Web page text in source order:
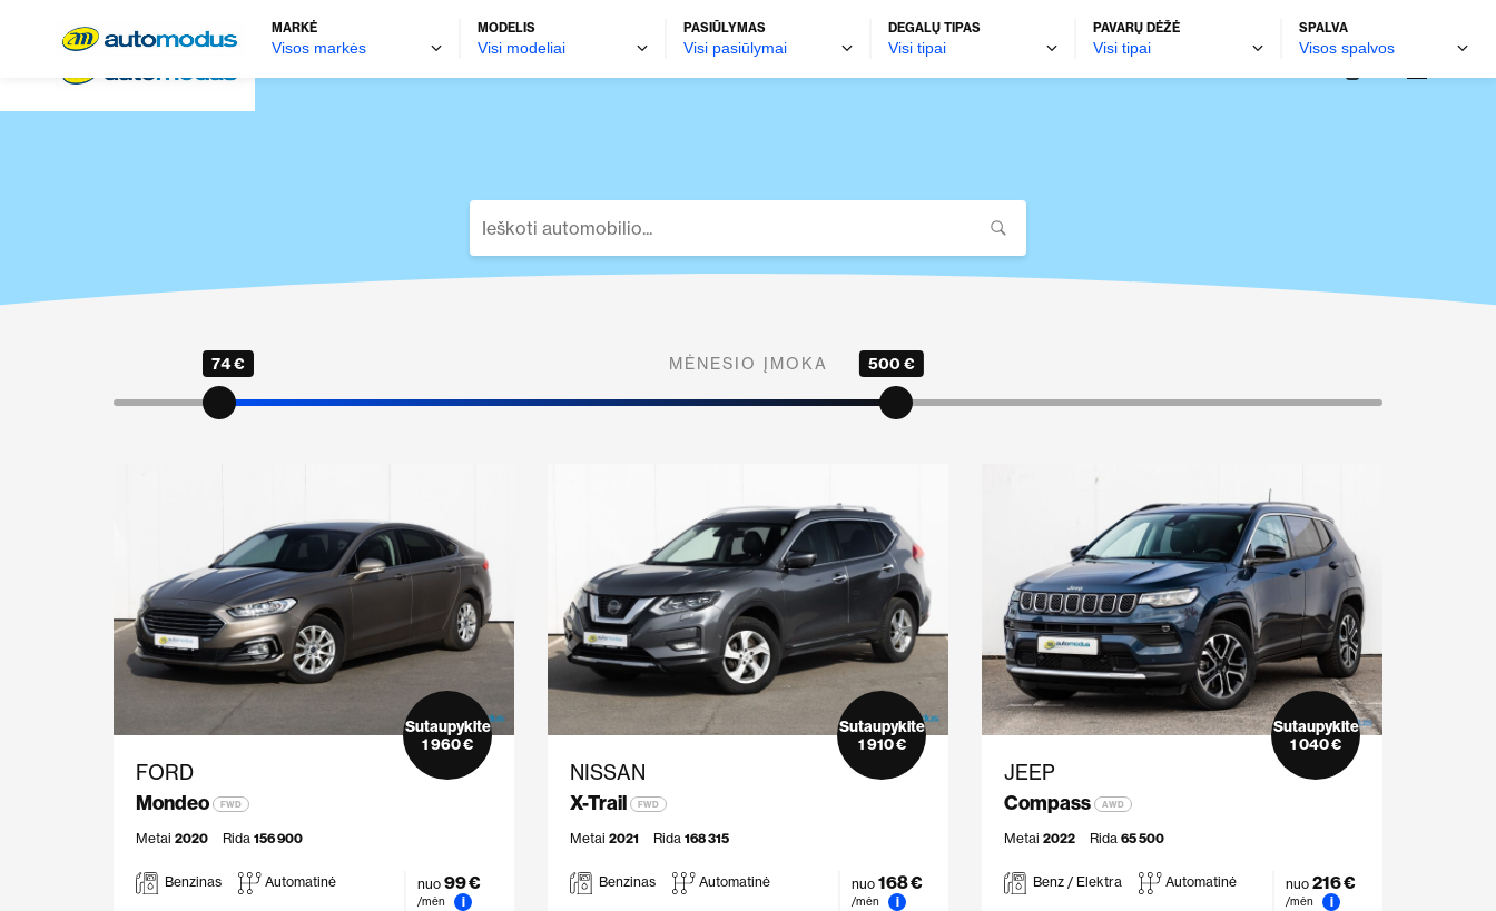
MARKĖ MODELIS PASIŪLYMAS DEGALŲ TIPAS PAVARŲ DĖŽĖ SPALVA
MĖNESIO ĮMOKA
74 € 500 €
FORD
Mondeo
FWD
Metai 2020 Rida 156 900
Sutaupykite
1 960 €
Benzinas Automatinė nuo 99 €
/mėn
i
NISSAN
X-Trail
FWD
Metai 2021 Rida 168 315
Sutaupykite
1 910 €
Benzinas Automatinė nuo 168 €
/mėn
i
JEEP
Compass
AWD
Metai 2022 Rida 65 500
Sutaupykite
1 040 €
Benz / Elektra Automatinė nuo 216 €
/mėn
i